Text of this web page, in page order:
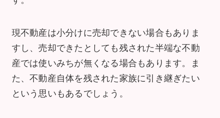
現不動産は小分けに売却できない場合もありま
すし、売却できたとしても残された半端な不動
産では使いみちが無くなる場合もあります。ま
た、不動産自体を残された家族に引き継ぎたい
という思いもあるでしょう。